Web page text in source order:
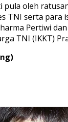
pula oleh
TNI serta para
Pertiwi
TNI (IKKT)